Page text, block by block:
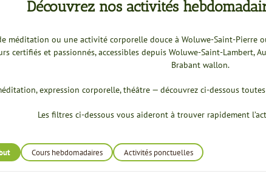
Découvrez nos activités
méditation ou une activité corporelle douce à Woluwe-Saint-Pierre
certifiés et passionnés, accessibles depuis Woluwe-Saint-Lambert,
Brabant wallon.
expression corporelle, théâtre — découvrez ci-dessous
Les filtres ci-dessous vous aideront à trouver rapidement
Cours hebdomadaires Activités ponctuelles